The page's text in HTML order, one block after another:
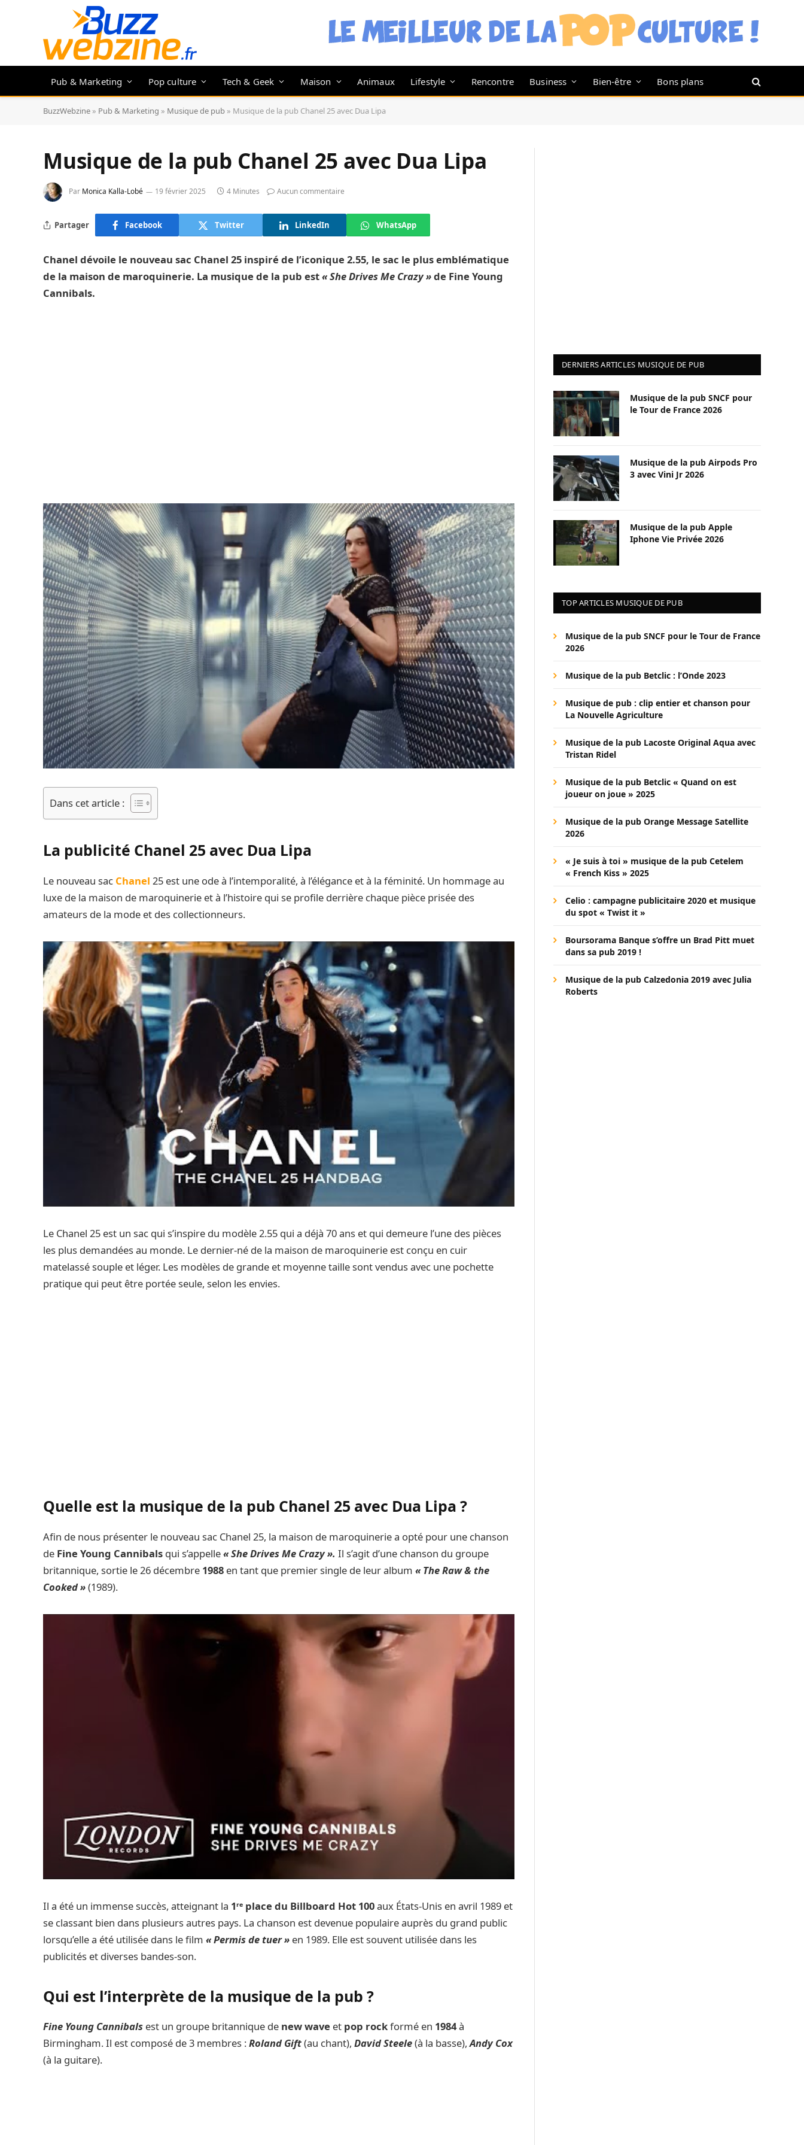
Pub & Marketing Pop culture Tech & Geek Maison Animaux Lifestyle Rencontre Business Bien-être Bons plans
BuzzWebzine » Pub & Marketing » Musique de pub » Musique de la pub Chanel 25 avec Dua Lipa
Musique de la pub Chanel 25 avec Dua Lipa
Par Monica Kalla-Lobé 19 février 2025 4 Minutes Aucun commentaire
Partager Facebook Twitter LinkedIn WhatsApp
Chanel dévoile le nouveau sac Chanel 25 inspiré de l’iconique 2.55, le sac le plus emblématique
de la maison de maroquinerie. La musique de la pub est« She Drives Me Crazy »de Fine Young
Cannibals.
Dans cet article :
La publicité Chanel 25 avec Dua Lipa
Le nouveau sac Chanel 25 est une ode à l’intemporalité, à l’élégance et à la féminité. Un hommage au
luxe de la maison de maroquinerie et à l’histoire qui se profile derrière chaque pièce prisée des
amateurs de la mode et des collectionneurs.
Le Chanel 25 est un sac qui s’inspire du modèle 2.55 qui a déjà 70 ans et qui demeure l’une des pièces
les plus demandées au monde. Le dernier-né de la maison de maroquinerie est conçu en cuir
matelassé souple et léger. Les modèles de grande et moyenne taille sont vendus avec une pochette
pratique qui peut être portée seule, selon les envies.
Quelle est la musique de la pub Chanel 25 avec Dua Lipa ?
Afin de nous présenter le nouveau sac Chanel 25, la maison de maroquinerie a opté pour une chanson
de Fine Young Cannibals qui s’appelle« She Drives Me Crazy ». Il s’agit d’une chanson du groupe
britannique, sortie le 26 décembre 1988 en tant que premier single de leur album « The Raw & the
Cooked »(1989).
Il a été un immense succès, atteignant la 1ʳᵉ place du Billboard Hot 100aux États-Unis en avril 1989 et
se classant bien dans plusieurs autres pays. La chanson est devenue populaire auprès du grand public
lorsqu’elle a été utilisée dans le film « Permis de tuer » en 1989. Elle est souvent utilisée dans les
publicités et diverses bandes-son.
Qui est l’interprète de la musique de la pub ?
Fine Young Cannibals est un groupe britannique de new wave et pop rockformé en 1984à
Birmingham. Il est composé de 3 membres :Roland Gift(au chant), David Steele(à la basse),Andy Cox
(à la guitare).
DERNIERS ARTICLES MUSIQUE DE PUB
Musique de la pub SNCF pour
le Tour de France 2026
Musique de la pub Airpods Pro
3 avec Vini Jr 2026
Musique de la pub Apple
Iphone Vie Privée 2026
TOP ARTICLES MUSIQUE DE PUB
Musique de la pub SNCF pour le Tour de France
2026
Musique de la pub Betclic : l’Onde 2023
Musique de pub : clip entier et chanson pour
La Nouvelle Agriculture
Musique de la pub Lacoste Original Aqua avec
Tristan Ridel
Musique de la pub Betclic « Quand on est
joueur on joue » 2025
Musique de la pub Orange Message Satellite
2026
« Je suis à toi » musique de la pub Cetelem
« French Kiss » 2025
Celio : campagne publicitaire 2020 et musique
du spot « Twist it »
Boursorama Banque s’offre un Brad Pitt muet
dans sa pub 2019 !
Musique de la pub Calzedonia 2019 avec Julia
Roberts